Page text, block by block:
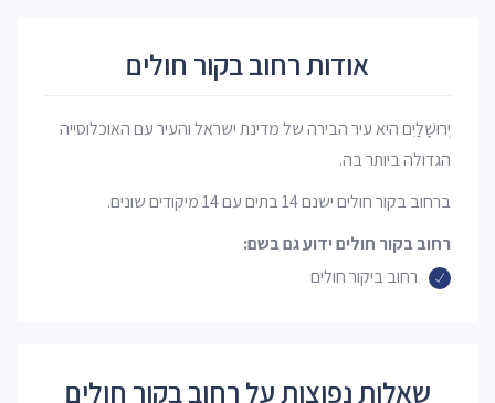
אודות רחוב בקור חולים
יְרוּשָׁלַיִם היא עיר הבירה של מדינת ישראל והעיר עם האוכלוסייה
הגדולה ביותר בה.
ברחוב בקור חולים ישנם 14 בתים עם 14 מיקודים שונים.
רחוב בקור חולים ידוע גם בשם:
רחוב ביקור חולים
שאלות נפוצות על רחוב בקור חולים